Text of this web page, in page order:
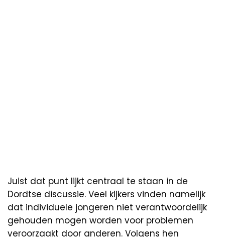
Juist dat punt lijkt centraal te staan in de
Dordtse discussie. Veel kijkers vinden namelijk
dat individuele jongeren niet verantwoordelijk
gehouden mogen worden voor problemen
veroorzaakt door anderen. Volgens hen